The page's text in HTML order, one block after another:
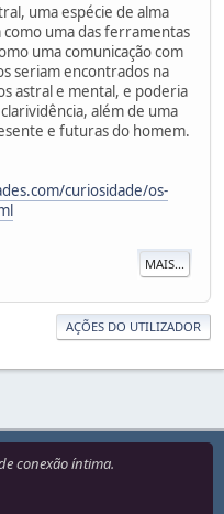
uma espécie de alma
uma das ferramentas
uma comunicação com
seriam encontrados na
astral e mental, e poderia
além de uma
e futuras do homem.
curiosidade/os-
MAIS...
AÇÕES DO UTILIZADOR
conexão íntima.